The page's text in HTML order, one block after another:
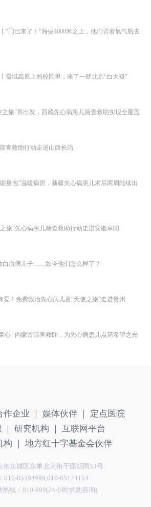
“门巴来了！”海拔4000米之上，他们背着氧气瓶去
雪域高原上的校园里，来了一群北京“白大褂”
之旅”再出发，西藏先心病患儿筛查救助实现全覆盖
查救助行动走进山西长治
能量包”温暖病房，新疆先心病患儿术后两周陆续出
之旅”先心病患儿筛查救助行动走进安徽阜阳
白血病儿子……如今他们怎么样了？
爱！免费救治先心病儿童“天使之旅”走进贵州
心 | 内蒙古筛查救助，为先心病患儿点亮希望之光
作企业 ｜ 媒体伙伴 ｜
定点医院
研究机构 ｜
互联网平台
｜
地方红十字基金会伙伴
市东城区东单北大街干面胡同53号
010-85594999,010-65124154
热线：010-999(24小时求助咨询)